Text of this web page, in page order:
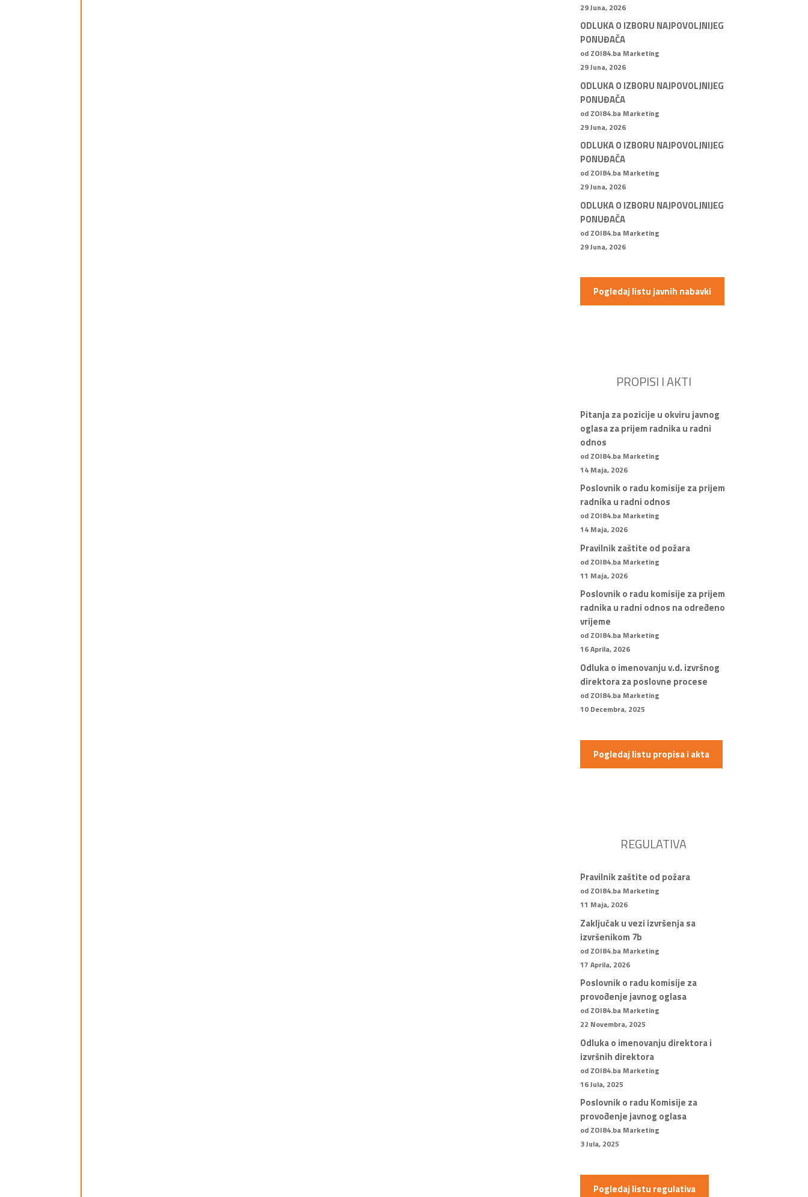
29 Juna, 2026
ODLUKA O IZBORU NAJPOVOLJNIJEG
PONUĐAČA
od ZOI84.ba Marketing
29 Juna, 2026
ODLUKA O IZBORU NAJPOVOLJNIJEG
PONUĐAČA
od ZOI84.ba Marketing
29 Juna, 2026
ODLUKA O IZBORU NAJPOVOLJNIJEG
PONUĐAČA
od ZOI84.ba Marketing
29 Juna, 2026
ODLUKA O IZBORU NAJPOVOLJNIJEG
PONUĐAČA
od ZOI84.ba Marketing
29 Juna, 2026
Pogledaj listu javnih nabavki
PROPISI I AKTI
Pitanja za pozicije u okviru javnog
oglasa za prijem radnika u radni
odnos
od ZOI84.ba Marketing
14 Maja, 2026
Poslovnik o radu komisije za prijem
radnika u radni odnos
od ZOI84.ba Marketing
14 Maja, 2026
Pravilnik zaštite od požara
od ZOI84.ba Marketing
11 Maja, 2026
Poslovnik o radu komisije za prijem
radnika u radni odnos na određeno
vrijeme
od ZOI84.ba Marketing
16 Aprila, 2026
Odluka o imenovanju v.d. izvršnog
direktora za poslovne procese
od ZOI84.ba Marketing
10 Decembra, 2025
Pogledaj listu propisa i akta
REGULATIVA
Pravilnik zaštite od požara
od ZOI84.ba Marketing
11 Maja, 2026
Zaključak u vezi izvršenja sa
izvršenikom 7b
od ZOI84.ba Marketing
17 Aprila, 2026
Poslovnik o radu komisije za
provođenje javnog oglasa
od ZOI84.ba Marketing
22 Novembra, 2025
Odluka o imenovanju direktora i
izvršnih direktora
od ZOI84.ba Marketing
16 Jula, 2025
Poslovnik o radu Komisije za
provođenje javnog oglasa
od ZOI84.ba Marketing
3 Jula, 2025
Pogledaj listu regulativa